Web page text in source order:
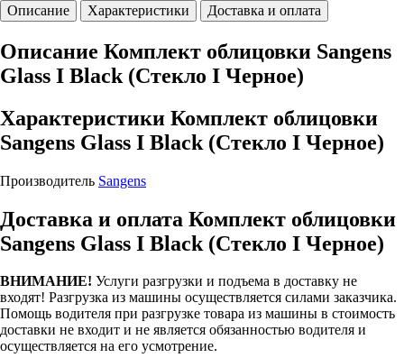
Описание
Характеристики Доставка и оплата
Описание Комплект облицовки Sangens
Glass I Black (Стекло I Черное)
Характеристики Комплект облицовки
Sangens Glass I Black (Стекло I Черное)
Производитель Sangens
Доставка и оплата Комплект облицовки
Sangens Glass I Black (Стекло I Черное)
ВНИМАНИЕ! Услуги разгрузки и подъема в доставку не
входят! Разгрузка из машины осуществляется силами заказчика.
Помощь водителя при разгрузке товара из машины в стоимость
доставки не входит и не является обязанностью водителя и
осуществляется на его усмотрение.